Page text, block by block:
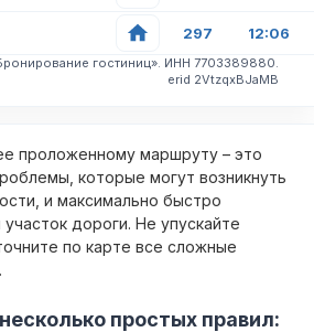
297 12:06
гостиниц». ИНН 7703389880.
erid 2VtzqxBJaMB
проложенному маршруту – это
которые могут возникнуть
и максимально быстро
дороги. Не упускайте
по карте все сложные
простых правил: